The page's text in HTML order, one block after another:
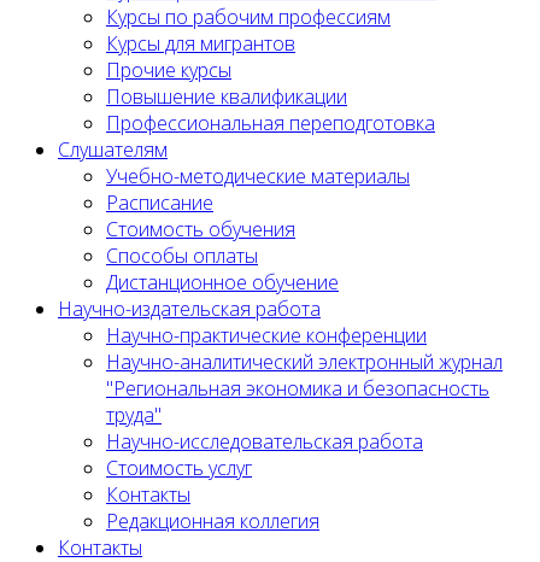
Курсы по рабочим профессиям
Курсы для мигрантов
Прочие курсы
Повышение квалификации
Профессиональная переподготовка
Слушателям
Учебно-методические материалы
Расписание
Стоимость обучения
Способы оплаты
Дистанционное обучение
Научно-издательская работа
Научно-практические конференции
Научно-аналитический электронный журнал
"Региональная экономика и безопасность
труда"
Научно-исследовательская работа
Стоимость услуг
Контакты
Редакционная коллегия
Контакты